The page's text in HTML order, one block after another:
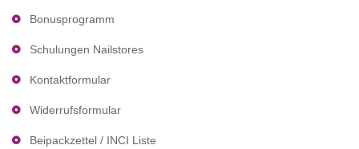
Bonusprogramm
Schulungen Nailstores
Kontaktformular
Widerrufsformular
Beipackzettel / INCI Liste